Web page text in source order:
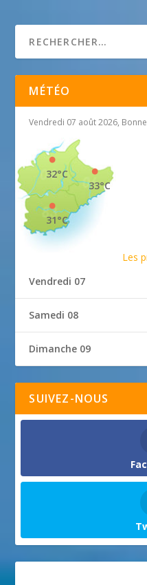
MÉTÉO
Vendredi 07 août 2026,
33°C
32°C
31°C
Les
Vendredi 07
Samedi 08
Dimanche 09
SUIVEZ-NOUS